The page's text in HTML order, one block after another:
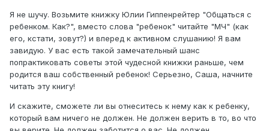
Я не шучу. Возьмите книжку Юлии Гиппенрейтер "Общаться с
ребенком. Как?", вместо слова "ребенок" читайте "МЧ" (как
его, кстати, зовут?) и вперед к активном слушанию! Я вам
завидую. У вас есть такой замечательный шанс
попрактиковать советы этой чудесной книжки раньше, чем
родится ваш собственный ребенок! Серьезно, Саша, начните
читать эту книгу!
И скажите, сможете ли вы отнеситесь к нему как к ребенку,
который вам ничего не должен. Не должен верить в то, во что